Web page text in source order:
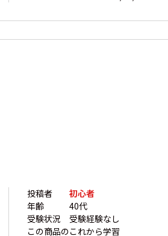
投稿者
初心者
年齢
40代
受験状況
受験経験なし
この商品のこれから学習